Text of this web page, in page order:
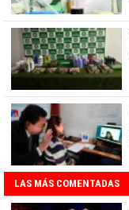
LAS MÁS COMENTADAS